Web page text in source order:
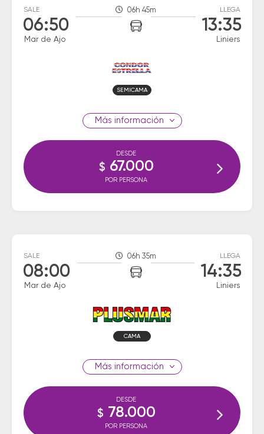
SALE
06:50
Mar de Ajo
06h 45m LLEGA
13:35
Liniers
SEMICAMA
información
DESDE
$ 67.000
POR PERSONA
SALE
08:00
Mar de Ajo
06h 35m LLEGA
14:35
Liniers
CAMA
información
DESDE
$ 78.000
POR PERSONA